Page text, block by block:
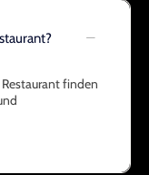
finden